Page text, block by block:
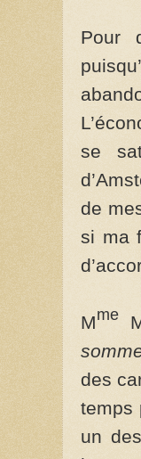
Pour
se
de
si ma
Mme
des
temps
un